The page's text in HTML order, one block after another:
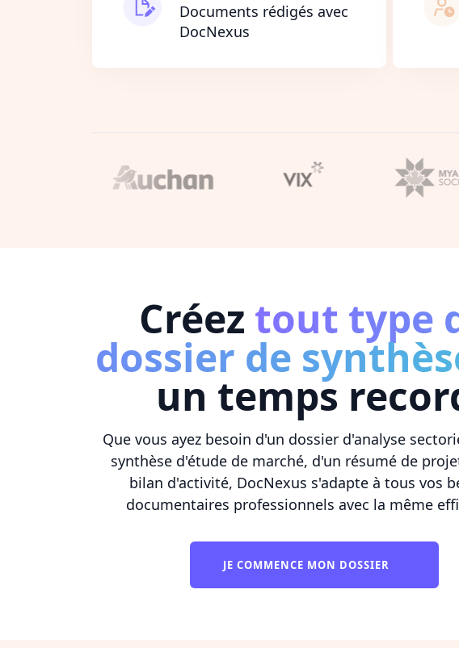
Documents rédigés avec
DocNexus
Créez tout type
dossier de
un temps
Que vous ayez besoin d'un dossier d'analyse
synthèse d'étude de marché, d'un résumé de
bilan d'activité, DocNexus s'adapte à tous vos
documentaires professionnels avec la même
JE COMMENCE MON DOSSIER